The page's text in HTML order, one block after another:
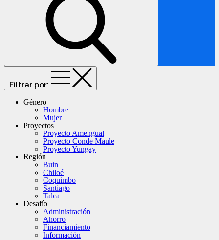
Género
Hombre
Mujer
Proyectos
Proyecto Amengual
Proyecto Conde Maule
Proyecto Yungay
Región
Buin
Chiloé
Coquimbo
Santiago
Talca
Desafío
Administración
Ahorro
Financiamiento
Información